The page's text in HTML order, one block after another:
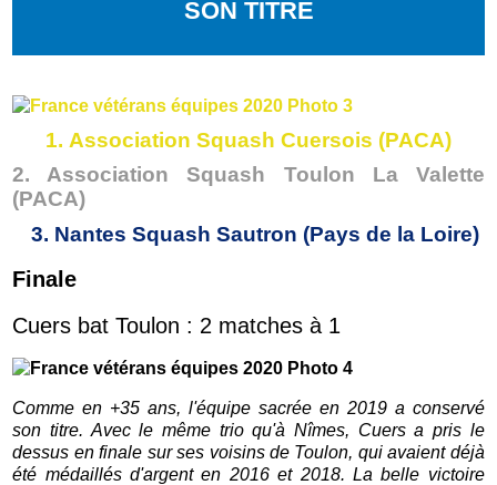
SON TITRE
1. Association Squash Cuersois (PACA)
2. Association Squash Toulon La Valette
(PACA)
3. Nantes Squash Sautron (Pays de la Loire)
Finale
Cuers bat Toulon : 2 matches à 1
Comme en +35 ans, l'équipe sacrée en 2019 a conservé
son titre. Avec le même trio qu'à Nîmes, Cuers a pris le
dessus en finale sur ses voisins de Toulon, qui avaient déjà
été médaillés d'argent en 2016 et 2018. La belle victoire